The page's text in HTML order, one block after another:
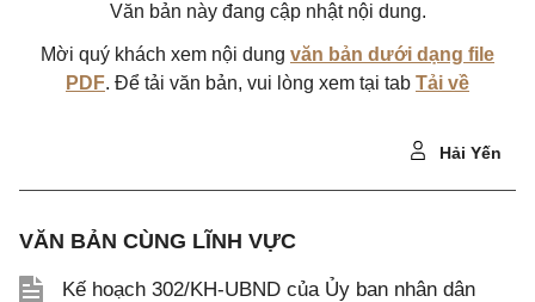
Văn bản này đang cập nhật nội dung.
Mời quý khách xem nội dung văn bản dưới dạng file
PDF. Để tải văn bản, vui lòng xem tại tab Tải về
Hải Yến
VĂN BẢN CÙNG LĨNH VỰC
Kế hoạch 302/KH-UBND của Ủy ban nhân dân